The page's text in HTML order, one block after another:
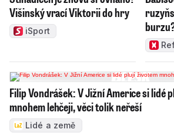
Višinský vrací Viktorii do hry
iSport
Filip Vondrášek: V Jižní Americe si lidé
mnohem lehčeji, věci tolik neřeší
Lidé a země